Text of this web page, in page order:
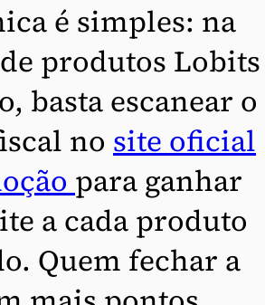
é simples: na
produtos Lobits
basta escanear o
no site oficial
para ganhar
a cada produto
Quem fechar a